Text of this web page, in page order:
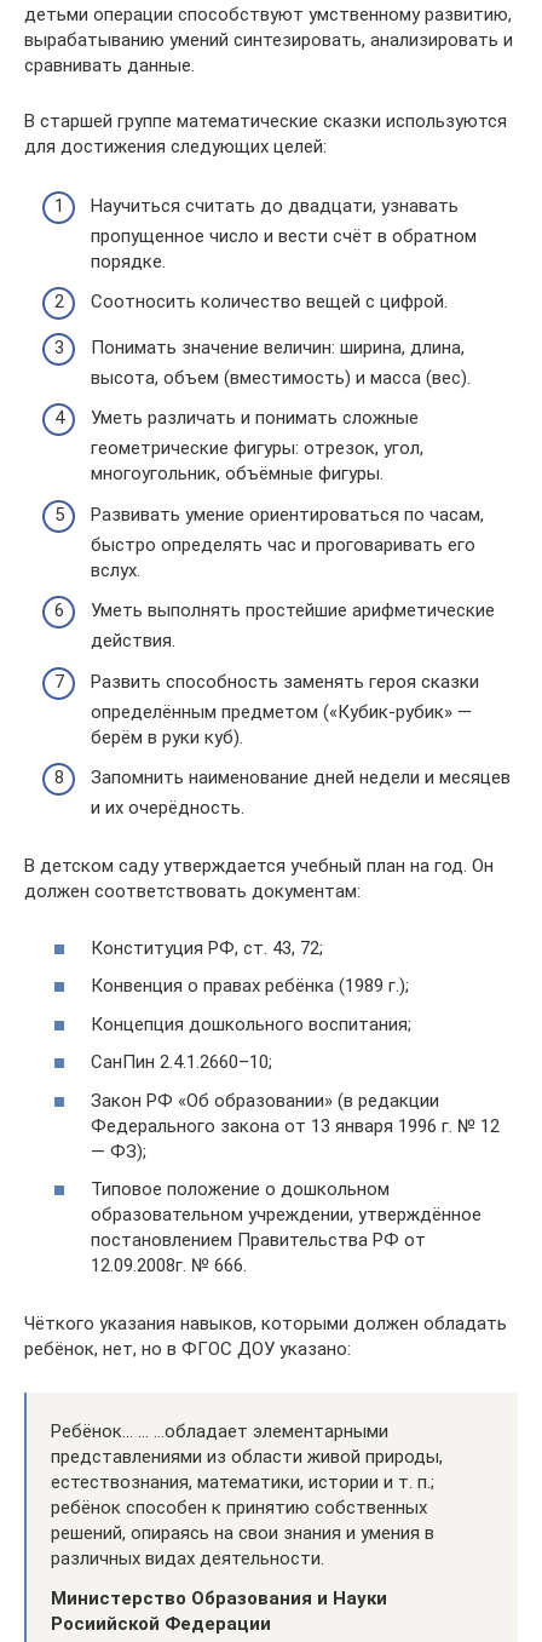
детьми операции способствуют умственному развитию,
вырабатыванию умений синтезировать, анализировать и
сравнивать данные.
В старшей группе математические сказки используются
для достижения следующих целей:
Научиться считать до двадцати, узнавать
пропущенное число и вести счёт в обратном
порядке.
Соотносить количество вещей с цифрой.
Понимать значение величин: ширина, длина,
высота, объем (вместимость) и масса (вес).
Уметь различать и понимать сложные
геометрические фигуры: отрезок, угол,
многоугольник, объёмные фигуры.
Развивать умение ориентироваться по часам,
быстро определять час и проговаривать его
вслух.
Уметь выполнять простейшие арифметические
действия.
Развить способность заменять героя сказки
определённым предметом («Кубик-рубик» —
берём в руки куб).
Запомнить наименование дней недели и месяцев
и их очерёдность.
В детском саду утверждается учебный план на год. Он
должен соответствовать документам:
Конституция РФ, ст. 43, 72;
Конвенция о правах ребёнка (1989 г.);
Концепция дошкольного воспитания;
СанПин 2.4.1.2660–10;
Закон РФ «Об образовании» (в редакции
Федерального закона от 13 января 1996 г. № 12
— ФЗ);
Типовое положение о дошкольном
образовательном учреждении, утверждённое
постановлением Правительства РФ от
12.09.2008г. № 666.
Чёткого указания навыков, которыми должен обладать
ребёнок, нет, но в ФГОС ДОУ указано:
Ребёнок… … …обладает элементарными
представлениями из области живой природы,
естествознания, математики, истории и т. п.;
ребёнок способен к принятию собственных
решений, опираясь на свои знания и умения в
различных видах деятельности.
Министерство Образования и Науки
Росиийской Федерации